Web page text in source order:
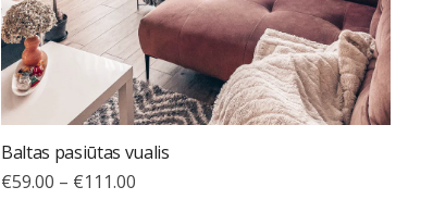
Baltas pasiūtas vualis
€59.00 – €111.00